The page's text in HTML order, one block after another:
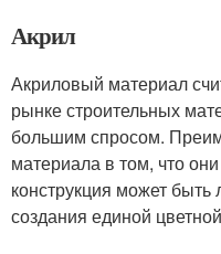
Акрил
Акриловый материал
рынке строительных
большим спросом.
материала в том, что
конструкция может
создания единой